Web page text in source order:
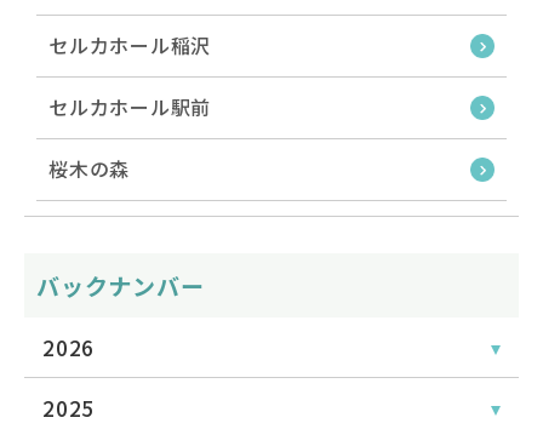
セルカホール稲沢
セルカホール駅前
桜木の森
バックナンバー
2026
2025